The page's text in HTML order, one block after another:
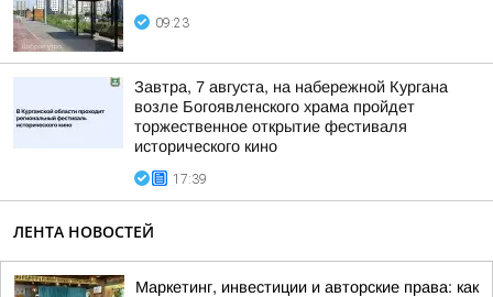
09:23
Завтра, 7 августа, на набережной Кургана
возле Богоявленского храма пройдет
торжественное открытие фестиваля
исторического кино
17:39
ЛЕНТА НОВОСТЕЙ
Маркетинг, инвестиции и авторские права: как